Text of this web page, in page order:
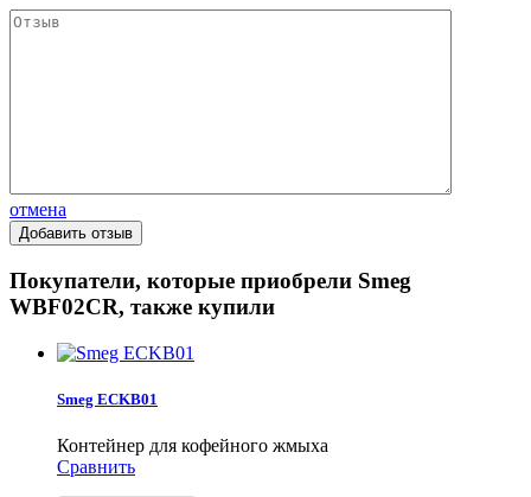
отмена
Покупатели, которые приобрели Smeg
WBF02CR, также купили
Smeg ECKB01
Контейнер для кофейного жмыха
Сравнить